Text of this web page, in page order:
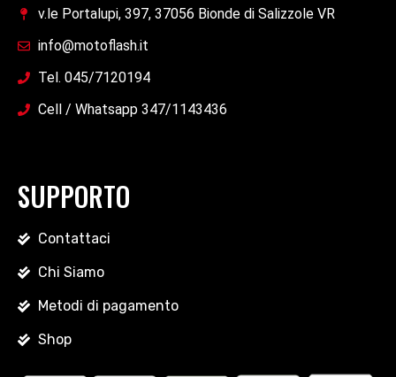
v.le Portalupi, 397, 37056 Bionde di Salizzole VR
info@motoflash.it
Tel. 045/7120194
Cell / Whatsapp 347/1143436
SUPPORTO
Contattaci
Chi Siamo
Metodi di pagamento
Shop